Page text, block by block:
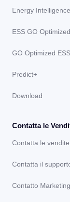
Energy
ESS GO
GO Optimized
Predict+
Download
Contatta le
Contatta le vendite
Contatta il
Contatto Marketing